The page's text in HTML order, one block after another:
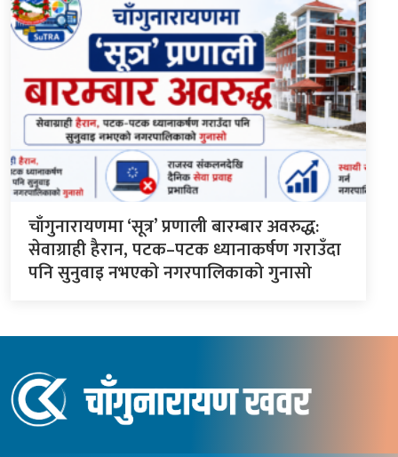
चाँगुनारायणमा ‘सूत्र’ प्रणाली बारम्बार अवरुद्ध:
सेवाग्राही हैरान, पटक–पटक ध्यानाकर्षण गराउँदा
पनि सुनुवाइ नभएको नगरपालिकाको गुनासो